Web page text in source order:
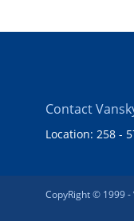
Contact
Location: 258 -
CopyRight © 1999 -